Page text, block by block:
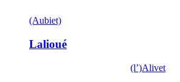
(Aubiet)
Lalioué
(l’)Alivet